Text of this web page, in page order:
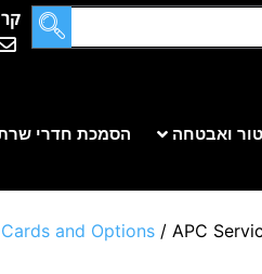
ואבטחה הסמכת חדרי
and Options / APC